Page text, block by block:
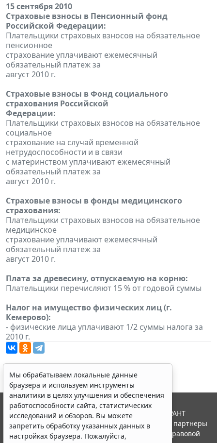
15 сентября 2010
Страховые взносы в Пенсионный фонд
Российской Федерации:
Плательщики страховых взносов на обязательное
пенсионное
страхование уплачивают ежемесячный
обязательный платеж за
август 2010 г.
Страховые взносы в Фонд социального
страхования Российской
Федерации:
Плательщики страховых взносов на обязательное
социальное
страхование на случай временной
нетрудоспособности и в связи
с материнством уплачивают ежемесячный
обязательный платеж за
август 2010 г.
Страховые взносы в фонды медицинского
страхования:
Плательщики страховых взносов на обязательное
медицинское
страхование уплачивают ежемесячный
обязательный платеж за
август 2010 г.
Плата за древесину, отпускаемую на корню:
Плательщики перечисляют 15 % от годовой суммы
Налог на имущество физических лиц (г.
Кемерово):
- физические лица уплачивают 1/2 суммы налога за
2010 г.
Мы обрабатываем локальные данные
браузера и используем инструменты
аналитики в целях улучшения и обеспечения
работоспособности сайта, статистических
исследований и обзоров. Вы можете
запретить обработку указанных данных в
настройках браузера. Пожалуйста,
© ООО "НПП "ГАРАНТ-СЕРВИС", 2026. Система ГАРАНТ
выпускается с 1990 года. Компания "Гарант" и ее партнеры
являются участниками Российской ассоциации правовой